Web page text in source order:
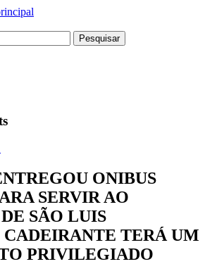
comprometido com a
ONIBUS
SERVIR AO
SÃO LUIS
TERÁ UM
PRIVILEGIADO